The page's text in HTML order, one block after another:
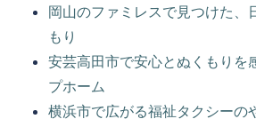
岡山のファミレスで見つけた、
もり
安芸高田市で安心とぬくもりを
プホーム
横浜市で広がる福祉タクシー